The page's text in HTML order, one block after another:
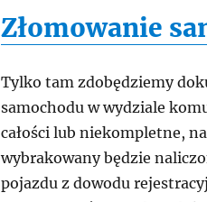
Złomowanie
Tylko tam zdobędziemy
samochodu w wydziale
całości lub niekompletne,
wybrakowany będzie
pojazdu z dowodu